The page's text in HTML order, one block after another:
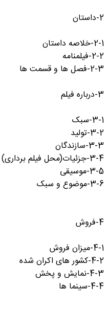
2-داستان
2-1-خلاصه داستان
2-2-فیلمنامه
2-3-فصل ها و قسمت ها
3-درباره فیلم
3-1-سبک
3-2-تولید
3-3-سازندگان
3-4-جزئیات(محل فیلم برداری)
3-5-موسیقی
3-6-موضوع و سبک
4-فروش
4-1-میزان فروش
4-2-کشور های اکران شده
4-3-نمایش و پخش
4-4-سینما ها